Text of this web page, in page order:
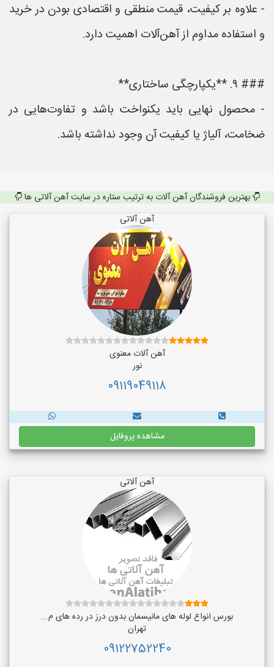
- علاوه بر کیفیت، قیمت منطقی و اقتصادی بودن در خرید
و استفاده مداوم از آهن‌آلات اهمیت دارد.
### ۹. **یکپارچگی ساختاری**
- محصول نهایی باید یکنواخت باشد و تفاوت‌هایی در
ضخامت، آلیاژ یا کیفیت آن وجود نداشته باشد.
بهترین فروشندگان آهن آلات به ترتیب ستاره در سایت آهن آلاتی ها
آهن آلاتی
آهن آلات معنوی
نور
09119049118
مشاهده پروفایل
آهن آلاتی
بورس انواع لوله های مانیسمان بدون درز در رده های م...
تهران
09122752240